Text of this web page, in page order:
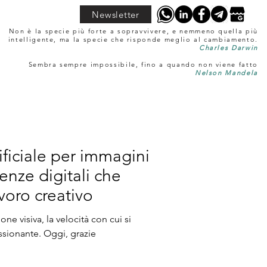
Newsletter
Non è la specie più forte a sopravvivere, e nemmeno quella più
intelligente, ma la specie che risponde meglio al cambiamento.
Charles Darwin
Sembra sempre impossibile, fino a quando non viene fatto
Nelson Mandela
per immagini
digitali che
creativo
visiva, la velocità con cui si
Oggi, grazie